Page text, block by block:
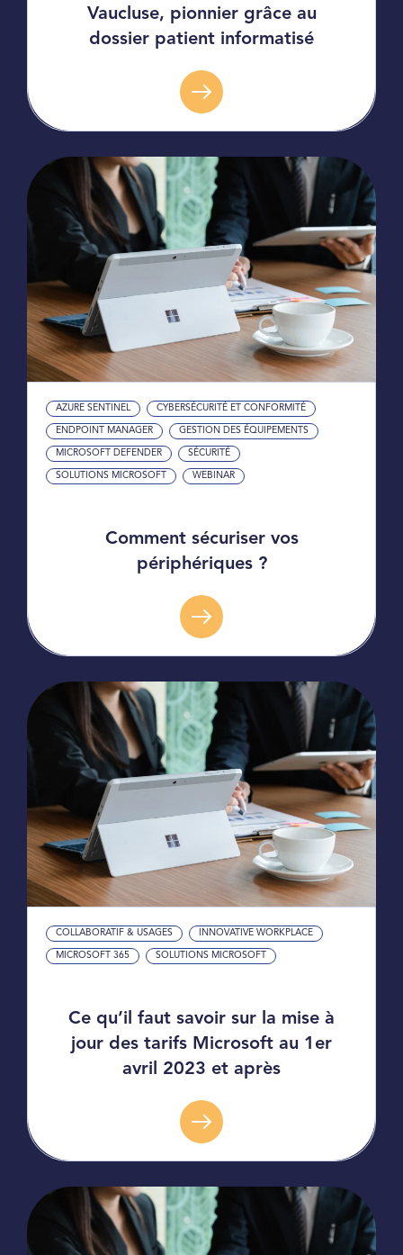
Vaucluse, pionnier grâce au
dossier patient informatisé
AZURE SENTINEL CYBERSÉCURITÉ ET CONFORMITÉ
ENDPOINT MANAGER GESTION DES ÉQUIPEMENTS
MICROSOFT DEFENDER SÉCURITÉ
SOLUTIONS MICROSOFT WEBINAR
Comment sécuriser vos
périphériques ?
COLLABORATIF & USAGES INNOVATIVE WORKPLACE
MICROSOFT 365 SOLUTIONS MICROSOFT
Ce qu’il faut savoir sur la mise à
jour des tarifs Microsoft au 1er
avril 2023 et après